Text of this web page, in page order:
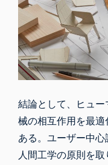
結論として、ヒュ
械の相互作用を最
ある。ユーザー中
人間工学の原則を